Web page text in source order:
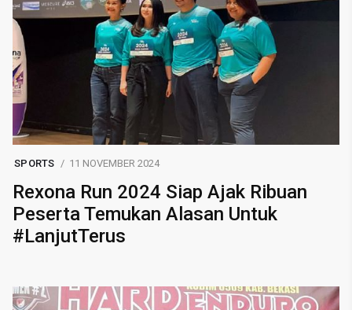
SPORTS 11 NOVEMBER 2024
Rexona Run 2024 Siap Ajak Ribuan
Peserta Temukan Alasan Untuk
#LanjutTerus